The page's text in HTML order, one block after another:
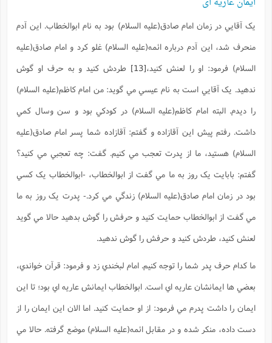
يک آقايي در زمان امام صادق(علیه السلام) بود به نام ابوالخطاب. اين آدم
منحرف شد، اين آدم درباره ائمه(علیه السلام) غلو کرد و امام صادق(علیه
السلام) فرمود: او را لعنش کنيد،[13]
طردش کنيد و به حرف او گوش
ندهيد. يک آقايي است به نام عيسي مي گويد: من امام کاظم(علیه السلام)
را ديدم. البته امام کاظم(علیه السلام) در کودکي بود و سن وسال کمي
داشت. رفتم پيش اين آقازاده و گفتم: آقازاده شما پسر امام صادق(علیه
السلام) هستيد، ما از پدرت تعجب مي کنيم. گفت: چه تعجبي مي کنيد؟
گفتم: بابايت يک روز به ما مي گفت از ابوالخطاب، -ابوالخطاب يک کسي
بود در زمان امام صادق(علیه السلام) زندگي مي کرد.- پدرت يک روز به ما
مي گفت از ابوالخطاب حمايت کنيد و حرفش را گوش بدهيد حالا مي گويد
لعنش کنيد، طردش کنيد و حرفش را گوش ندهيد.
ما کدام حرف پدر شما را توجه کنيم. امام لبخندي زد و فرمود: قرآن خواندي،
بعضي ها ايمانشان عاريه اي است. ابوالخطاب ايمانش عاريه اي بود؛ تا اين
ايمان را داشت پدرم مي فرمود: از او حمايت کنيد. اما الان اين ايمان را از
دست داده، منکر شده و در مقابل ائمه(علیه السلام) موضع گرفته. حالا مي